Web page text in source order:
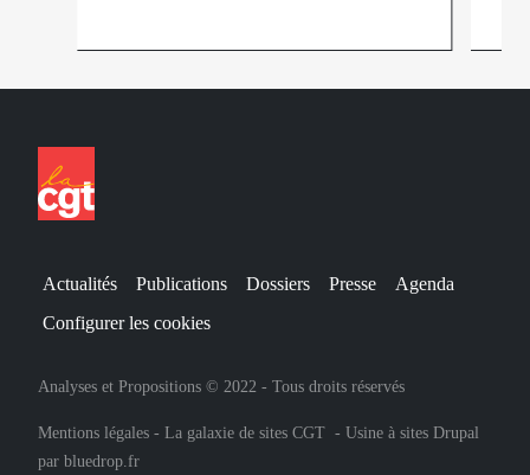
Actualités Publications Dossiers Presse
Agenda
Configurer les cookies
Analyses et Propositions © 2022 - Tous droits réservés
Mentions légales - La galaxie de sites CGT - Usine à sites Drupal
par bluedrop.fr